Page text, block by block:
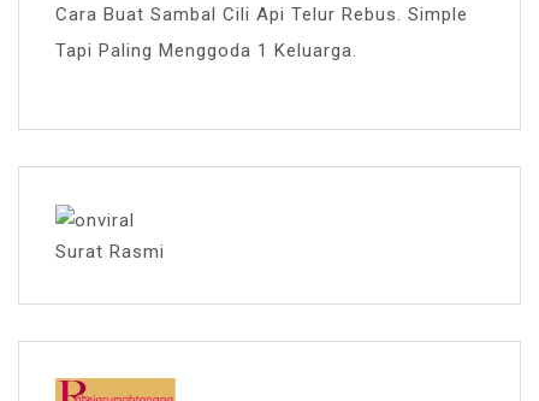
Cara Buat Sambal Cili Api Telur Rebus. Simple
Tapi Paling Menggoda 1 Keluarga.
Surat Rasmi